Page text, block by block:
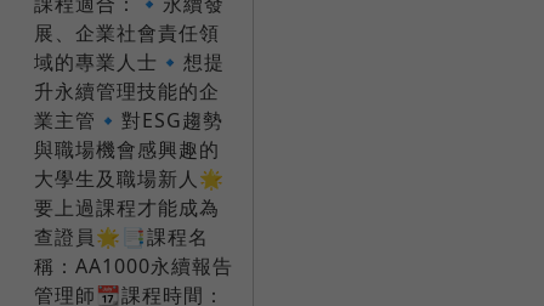
展、企業社會責任領
域的專業人士🔹想提
升永續管理技能的企
業主管🔹對ESG趨勢
與職場機會感興趣的
大學生及職場新人🌟
要上過課程才能成為
查證員🌟📑課程名
稱：AA1000永續報告
管理師📆課程時間：